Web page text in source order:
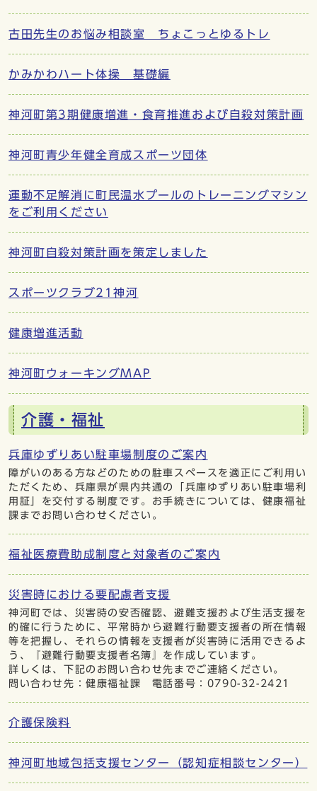
古田先生のお悩み相談室 ちょこっとゆるトレ
かみかわハート体操 基礎編
神河町第3期健康増進・食育推進および自殺対策計画
神河町青少年健全育成スポーツ団体
運動不足解消に町民温水プールのトレーニングマシン
をご利用ください
神河町自殺対策計画を策定しました
スポーツクラブ21神河
健康増進活動
神河町ウォーキングMAP
介護・福祉
兵庫ゆずりあい駐車場制度のご案内
障がいのある方などのための駐車スペースを適正にご利用い
ただくため、兵庫県が県内共通の「兵庫ゆずりあい駐車場利
用証」を交付する制度です。お手続きについては、健康福祉
課までお問い合わせください。
福祉医療費助成制度と対象者のご案内
災害時における要配慮者支援
神河町では、災害時の安否確認、避難支援および生活支援を
的確に行うために、平常時から避難行動要支援者の所在情報
等を把握し、それらの情報を支援者が災害時に活用できるよ
う、『避難行動要支援者名簿』を作成しています。
詳しくは、下記のお問い合わせ先までご連絡ください。
問い合わせ先：健康福祉課 電話番号：0790-32-2421
介護保険料
神河町地域包括支援センター（認知症相談センター）